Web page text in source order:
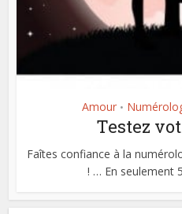
Amour •
Testez
Faîtes confiance à la
! … En seulement